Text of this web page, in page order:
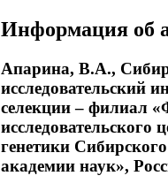
Информация об
Апарина, В.А.,
исследовательский
селекции – филиал
исследовательского
генетики
академии наук»,